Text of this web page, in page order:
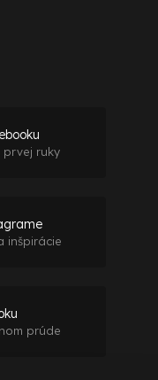
prvej ruky
inšpirácie
prúde